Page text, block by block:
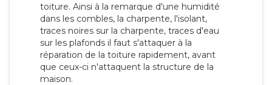
toiture. Ainsi à la remarque d'une humidité
dans les combles, la charpente, l'isolant,
traces noires sur la charpente, traces d'eau
sur les plafonds il faut s'attaquer à la
réparation de la toiture rapidement, avant
que ceux-ci n'attaquent la structure de la
maison.